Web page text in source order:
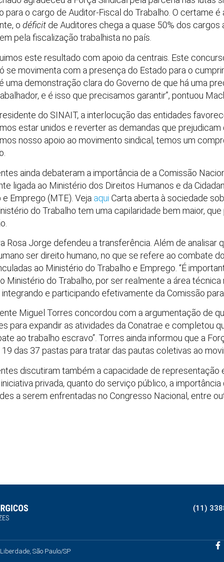
para o cargo de Auditor-Fiscal do Trabalho. O certame é
o déficit de Auditores chega a quase 50% dos
pela fiscalização trabalhista no país.
este resultado com apoio da centrais. Este
se movimenta com a presença do Estado para o
uma demonstração clara do Governo de que há uma
e é isso que precisamos garantir”, pontuou
do SINAIT, a interlocução das entidades
estar unidos e reverter as demandas que
nosso apoio ao movimento sindical, temos um
ainda debateram a importância de a Comissão
ligada ao Ministério dos Direitos Humanos e da
e Emprego (MTE). Veja aqui Carta aberta à sociedade
do Trabalho tem uma capilaridade bem maior,
Rosa Jorge defendeu a transferência. Além de analisar
ser direito humano, no que se refere ao combate
ao Ministério do Trabalho e Emprego. “É
Ministério do Trabalho, por ser realmente a área
integrando e participando efetivamente da Comissão
Miguel Torres concordou com a argumentação de
para expandir as atividades da Conatrae e completou
ao trabalho escravo”. Torres ainda informou que a
19 das 37 pastas para tratar das pautas coletivas ao
discutiram também a capacidade de representação
privada, quanto do serviço público, a
a serem enfrentadas no Congresso Nacional, entre
(11)
São Paulo/SP